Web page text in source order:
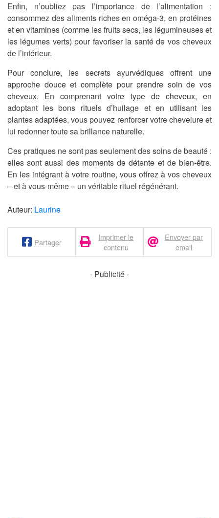
Enfin, n’oubliez pas l’importance de l’alimentation :
consommez des aliments riches en oméga-3, en protéines
et en vitamines (comme les fruits secs, les légumineuses et
les légumes verts) pour favoriser la santé de vos cheveux
de l’intérieur.
Pour conclure, les secrets ayurvédiques offrent une
approche douce et complète pour prendre soin de vos
cheveux. En comprenant votre type de cheveux, en
adoptant les bons rituels d’huilage et en utilisant les
plantes adaptées, vous pouvez renforcer votre chevelure et
lui redonner toute sa brillance naturelle.
Ces pratiques ne sont pas seulement des soins de beauté :
elles sont aussi des moments de détente et de bien-être.
En les intégrant à votre routine, vous offrez à vos cheveux
– et à vous-même – un véritable rituel régénérant.
Auteur: Laurine
Partager
Imprimer le
contenu
Envoyer par
email
- Publicité -